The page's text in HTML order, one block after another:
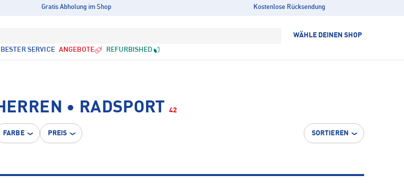
Gratis Abholung im Shop Kostenlose Rücksendung
WÄHLE DEINEN SHOP
BESTER SERVICE ANGEBOTE REFURBISHED
• RADSPORT 42
FARBE PREIS SORTIEREN